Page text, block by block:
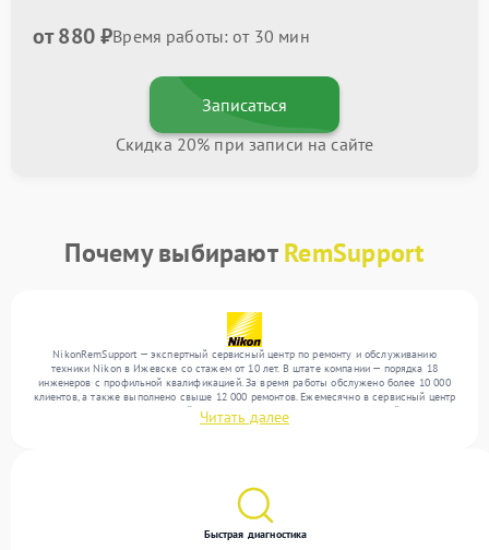
от 880 ₽Время работы: от 30 мин
Записаться
Скидка 20% при записи на сайте
Почему выбираютRemSupport
NikonRemSupport — экспертный сервисный центр по ремонту и обслуживанию
техники Nikon в Ижевске со стажем от 10 лет. В штате компании — порядка 18
инженеров с профильной квалификацией. За время работы обслужено более 10 000
клиентов, а также выполнено свыше 12 000 ремонтов. Ежемесячно в сервисный центр
поступает более 300 обращений, включая , , . Мы беремся за задачи любой сложности
и предлагаем стабильный уровень сервиса благодаря отлаженным процессам
Читать далее
Быстрая диагностика